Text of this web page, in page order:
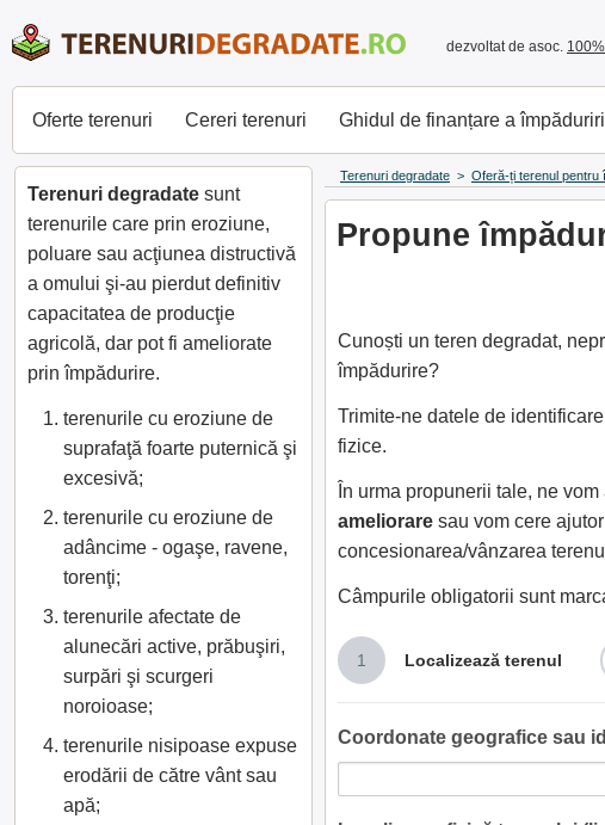
dezvoltat de asoc.
Oferte terenuri Cereri terenuri Ghidul de finanțare a
Terenuri degradate > Oferă-ți terenul pentru
Propune
Cunoști un teren degradat,
împădurire?
Trimite-ne datele de
fizice.
În urma propunerii tale, ne
ameliorare sau vom cere
concesionarea/vânzarea
Câmpurile obligatorii sunt
1 Localizează terenul
Coordonate geografice sau
Terenuri degradate sunt
terenurile care prin eroziune,
poluare sau acţiunea distructivă
a omului şi-au pierdut definitiv
capacitatea de producţie
agricolă, dar pot fi ameliorate
prin împădurire.
terenurile cu eroziune de
suprafaţă foarte puternică şi
excesivă;
terenurile cu eroziune de
adâncime - ogaşe, ravene,
torenţi;
terenurile afectate de
alunecări active, prăbuşiri,
surpări şi scurgeri
noroioase;
terenurile nisipoase expuse
erodării de către vânt sau
apă;